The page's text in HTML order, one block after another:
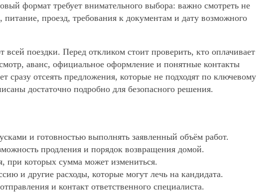
формат требует внимательного выбора: важно смотреть не
проезд, требования к документам и дату возможного
поездки. Перед откликом стоит проверить, кто оплачивает
аванс, официальное оформление и понятные контакты
сразу отсеять предложения, которые не подходят по ключевому
достаточно подробно для безопасного решения.
и готовностью выполнять заявленный объём работ.
продления и порядок возвращения домой.
при которых сумма может измениться.
и другие расходы, которые могут лечь на кандидата.
и контакт ответственного специалиста.